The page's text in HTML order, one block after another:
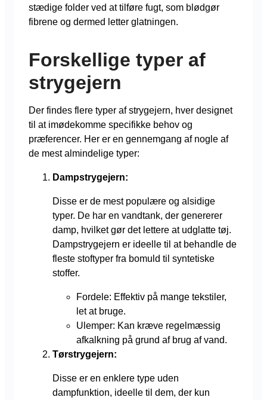
stædige folder ved at tilføre fugt, som blødgør
fibrene og dermed letter glatningen.
Forskellige typer af
strygejern
Der findes flere typer af strygejern, hver designet
til at imødekomme specifikke behov og
præferencer. Her er en gennemgang af nogle af
de mest almindelige typer:
Dampstrygejern:
Disse er de mest populære og alsidige
typer. De har en vandtank, der genererer
damp, hvilket gør det lettere at udglatte tøj.
Dampstrygejern er ideelle til at behandle de
fleste stoftyper fra bomuld til syntetiske
stoffer.
Fordele: Effektiv på mange tekstiler,
let at bruge.
Ulemper: Kan kræve regelmæssig
afkalkning på grund af brug af vand.
Tørstrygejern:
Disse er en enklere type uden
dampfunktion, ideelle til dem, der kun